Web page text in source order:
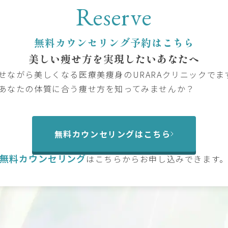
Reserve
無料カウンセリング予約はこちら
美しい痩せ方を実現したいあなたへ
ながら美しくなる医療美痩身のURARAクリニックでま
なたの体質に合う痩せ方を知ってみませんか？
無料カウンセリングはこちら
無料カウンセリングはこちらからお申し込みできます。